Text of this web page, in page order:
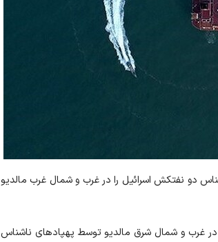
دو نفتکش اسرائیل را در غرب و شمال غرب مالدیو
در غرب و شمال شرق مالدیو توسط پهپاد‌های ناشناس